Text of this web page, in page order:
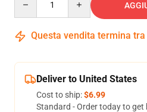
Questa vendita termina tra
Deliver to United States
Cost to ship:$6.99
Standard - Order today to get